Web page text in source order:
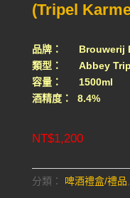
(Tripel
品牌： Brouwerij
類型： Abbey
容量： 1500ml
酒精度： 8.4%
NT$1,200
分類： 啤酒禮盒/禮品,